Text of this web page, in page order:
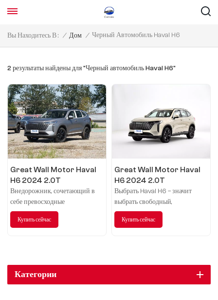
Вы Находитесь В : / Дом / Черный Автомобиль Haval H6
2 результаты найдены для "Черный автомобиль Haval H6"
Great Wall Motor Haval
H6 2024 2.0T
двухприводный Макс.
Внедорожник, сочетающий в
себе превосходные
характеристики с роскошным
дизайном и обеспечивающий
Купить сейчас
Great Wall Motor Haval
H6 2024 2.0T
полноприводный Макс
Выбрать Haval H6 – значит
выбрать свободный,
комфортный и безопасный
способ путешествовать.
Купить сейчас
Категории